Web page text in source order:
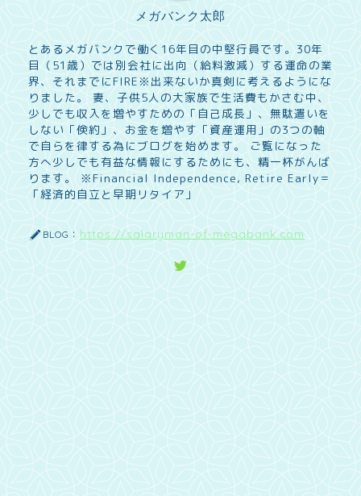
メガバンク太郎
とあるメガバンクで働く16年目の中堅行員です。30年
目（51歳）では別会社に出向（給料激減）する運命の業
界、それまでにFIRE※出来ないか真剣に考えるようにな
りました。 妻、子供5人の大家族で生活費もかさむ中、
少しでも収入を増やすための「自己成長」、無駄遣いを
しない「倹約」、お金を増やす「資産運用」の3つの軸
で自らを律する為にブログを始めます。 ご覧になった
方へ少しでも有益な情報にするためにも、精一杯がんば
ります。 ※Financial Independence, Retire Early＝
「経済的自立と早期リタイア」
BLOG： https://salaryman-of-megabank.com